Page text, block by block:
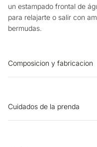
un estampado frontal de
para relajarte o salir con
bermudas.
Composicion y fabricacion
Cuidados de la prenda